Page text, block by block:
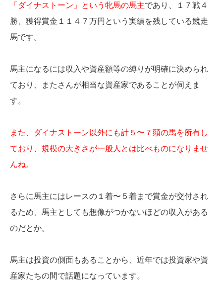
「ダイナストーン」という牝馬の馬主であり、１７戦４
勝、獲得賞金１１４７万円という実績を残している競走
馬です。
馬主になるには収入や資産額等の縛りが明確に決められ
ており、またさんが相当な資産家であることが伺えま
す。
また、ダイナストーン以外にも計５〜７頭の馬を所有し
ており、規模の大きさが一般人とは比べものになりませ
んね。
さらに馬主にはレースの１着〜５着まで賞金が交付され
るため、馬主としても想像がつかないほどの収入がある
のだとか。
馬主は投資の側面もあることから、近年では投資家や資
産家たちの間で話題になっています。